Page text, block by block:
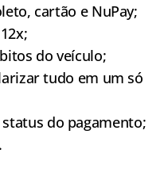
cartão e NuPay;
do veículo;
tudo em um só
do pagamento;